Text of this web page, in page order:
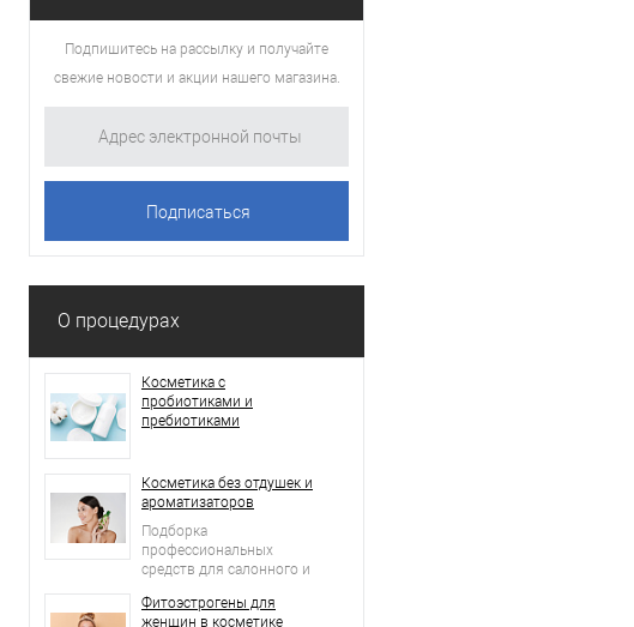
Подпишитесь на рассылку и получайте
свежие новости и акции нашего магазина.
О процедурах
Косметика с
пробиотиками и
пребиотиками
Косметика без отдушек и
ароматизаторов
Подборка
профессиональных
средств для салонного и
Фитоэстрогены для
женщин в косметике